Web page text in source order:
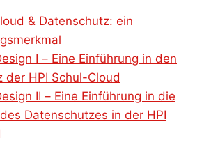
& Datenschutz: ein
I – Eine Einführung in den
der HPI Schul-Cloud
II – Eine Einführung in die
Datenschutzes in der HPI